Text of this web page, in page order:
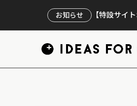
お知らせ 【特設サイ